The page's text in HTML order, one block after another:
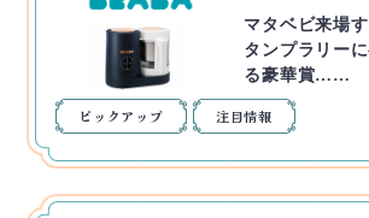
マタベビ来場
タンプラリー
る豪華賞……
ピックアップ 注目情報